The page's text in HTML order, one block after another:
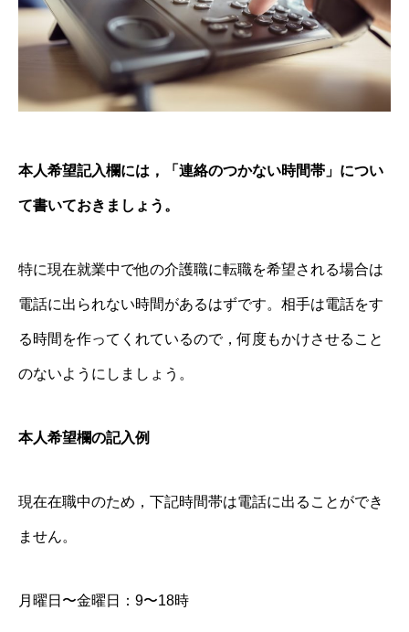
本人希望記入欄には，「連絡のつかない時間帯」につい
て書いておきましょう。
特に現在就業中で他の介護職に転職を希望される場合は
電話に出られない時間があるはずです。相手は電話をす
る時間を作ってくれているので，何度もかけさせること
のないようにしましょう。
本人希望欄の記入例
現在在職中のため，下記時間帯は電話に出ることができ
ません。
月曜日〜金曜日：9〜18時